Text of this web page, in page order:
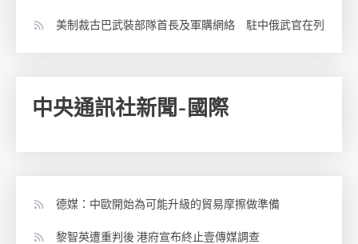
美制裁古巴武裝部隊首長及軍購網絡 駐中俄武官在列
中央通訊社新聞-國際
德媒：中歐開始為可能升級的貿易摩擦做準備
黎智英遭重判後 港府宣布終止壹傳媒調查